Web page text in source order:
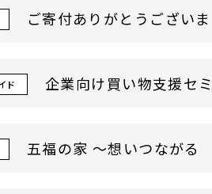
ご寄付ありがとうござい
ド 企業向け買い物支援セ
五福の家 ～想いつながる